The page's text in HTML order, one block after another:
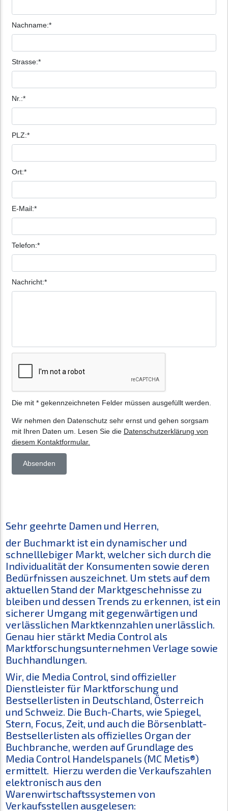
Sehr geehrte Damen und Herren,
der Buchmarkt ist ein dynamischer und
schnelllebiger Markt, welcher sich durch die
Individualität der Konsumenten sowie deren
Bedürfnissen auszeichnet. Um stets auf dem
aktuellen Stand der Marktgeschehnisse zu
bleiben und dessen Trends zu erkennen, ist ein
sicherer Umgang mit gegenwärtigen und
verlässlichen Marktkennzahlen unerlässlich.
Genau hier stärkt Media Control als
Marktforschungsunternehmen Verlage sowie
Buchhandlungen.
Wir, die Media Control, sind offizieller
Dienstleister für Marktforschung und
Bestsellerlisten in Deutschland, Österreich
und Schweiz. Die Buch-Charts, wie Spiegel,
Stern, Focus, Zeit, und auch die Börsenblatt-
Bestsellerlisten als offizielles Organ der
Buchbranche, werden auf Grundlage des
Media Control Handelspanels (MC Metis®)
ermittelt. Hierzu werden die Verkaufszahlen
elektronisch aus den
Warenwirtschaftssystemen von
Verkaufsstellen ausgelesen: